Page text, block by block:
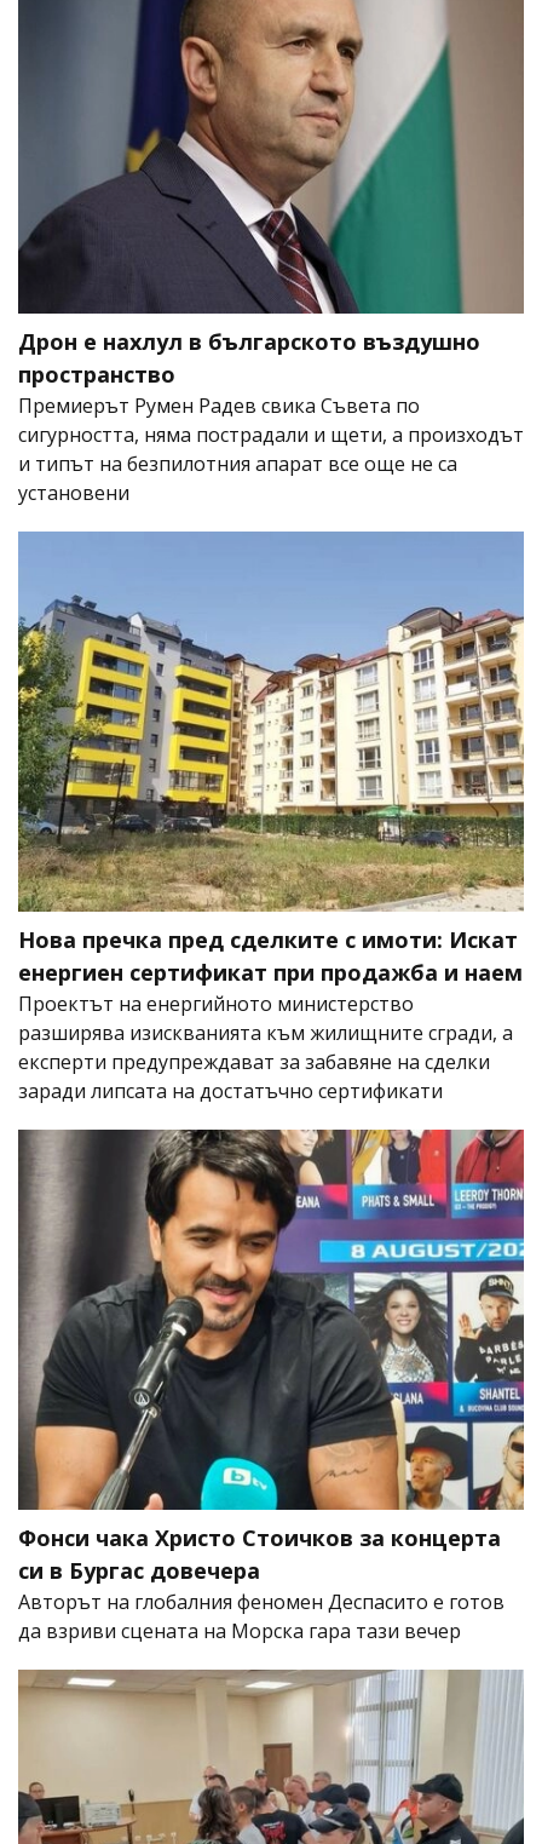
Дрон е нахлул в българското въздушно
пространство
Премиерът Румен Радев свика Съвета по
сигурността, няма пострадали и щети, а произходът
и типът на безпилотния апарат все още не са
установени
Нова пречка пред сделките с имоти: Искат
енергиен сертификат при продажба и наем
Проектът на енергийното министерство
разширява изискванията към жилищните сгради, а
експерти предупреждават за забавяне на сделки
заради липсата на достатъчно сертификати
Фонси чака Христо Стоичков за концерта
си в Бургас довечера
Авторът на глобалния феномен Деспасито е готов
да взриви сцената на Морска гара тази вечер